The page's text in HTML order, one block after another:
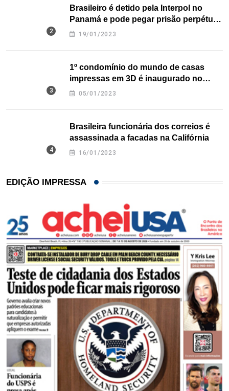
Brasileiro é detido pela Interpol no
Panamá e pode pegar prisão perpétua
nos EUA
19/01/2023
1º condomínio do mundo de casas
impressas em 3D é inaugurado no
Texas
05/01/2023
Brasileira funcionária dos correios é
assassinada a facadas na Califórnia
16/01/2023
EDIÇÃO IMPRESSA